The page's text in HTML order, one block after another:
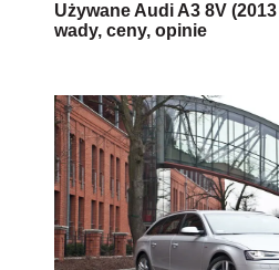
Używane Audi A3 8V
wady, ceny, opinie